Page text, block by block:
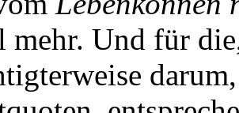
mehr. Und für